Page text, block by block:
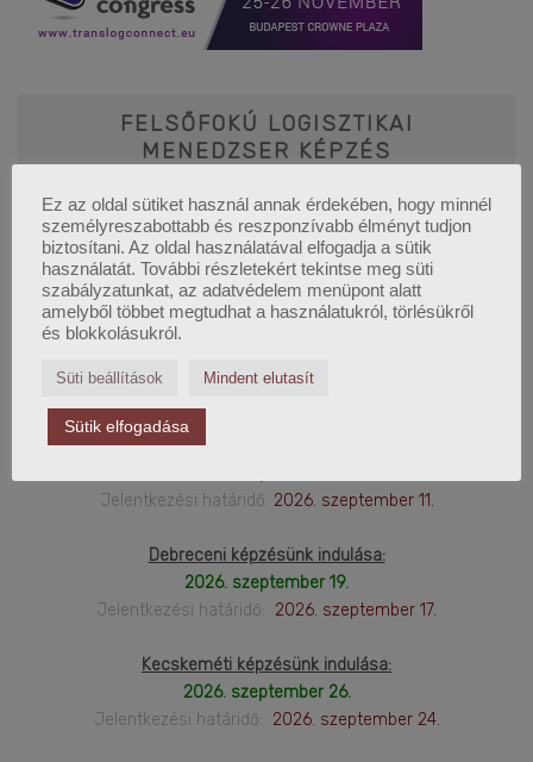
FELSŐFOKÚ LOGISZTIKAI
MENEDZSER KÉPZÉS
2026. Őszi képzéseink:
Budapesti képzésünk indulása:
Online képzésünk indulása:
Jelentkezési határidő: 2026. szeptember 11.
Debreceni képzésünk indulása:
2026. szeptember 19.
Jelentkezési határidő: 2026. szeptember 17.
Kecskeméti képzésünk indulása:
2026. szeptember 26.
Jelentkezési határidő: 2026. szeptember 24.
Ez az oldal sütiket használ annak érdekében, hogy minnél
személyreszabottabb és reszponzívabb élményt tudjon
biztosítani. Az oldal használatával elfogadja a sütik
használatát. További részletekért tekintse meg süti
szabályzatunkat, az adatvédelem menüpont alatt
amelyből többet megtudhat a használatukról, törlésükről
és blokkolásukról.
Süti beállítások Mindent elutasít
Sütik elfogadása